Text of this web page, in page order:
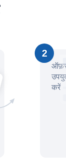
2
ऑफ़र
करें